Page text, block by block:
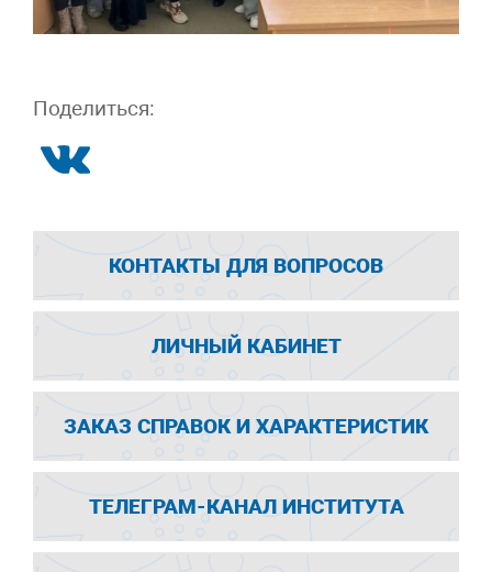
Поделиться:
КОНТАКТЫ ДЛЯ ВОПРОСОВ
ЛИЧНЫЙ КАБИНЕТ
ЗАКАЗ СПРАВОК И ХАРАКТЕРИСТИК
ТЕЛЕГРАМ-КАНАЛ ИНСТИТУТА